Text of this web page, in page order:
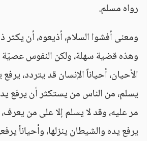
رواه مسلم.
ومعنى أفشوا السلام، أذيعوه، أن يكثر
وهذه قضية سهلة، ولكن النفوس عصيّة
الأحيان، أحياناً الإنسان قد يتردد،
يسلم، من الناس من يستكثر أن يرفع
مر عليه، وقد لا يسلم إلا على من
يرفع يده والشيطان ينزلها، وأحياناً